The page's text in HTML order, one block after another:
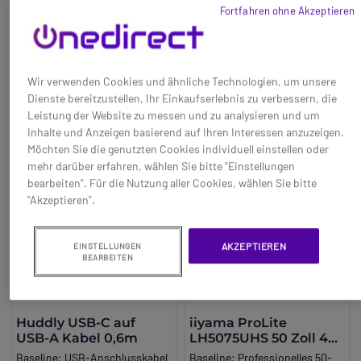
Benutzerfreundlichkeit
Die Kamera bietet ein Plug &
Anschluss und gewährleistet
eine schnelle und einfache
Installation. Die magnetische
Sichtschutzabdeckung sorgt
dafür, dass die Privatsphäre
des Benutzers gewahrt bleibt,
wenn die Kamera nicht
verwendet wird. Kompatibel
mit einer Vielzahl von
Videokonferenzplattformen wie
Skype, Face Time, Zoom,
Microsoft Teams, Hangouts,
OBS, Xsplit, etc? Diese Kamera
und Live-Übertragungen. Mit
dem mitgelieferten C-Netzteil
Ref: DLDUBH4
Besprechungen. Technische
Merkmale: Merkmal.
54,95 € -31%
Huddly USB-C auf
USB-A Kabel 0,6m
Baseline: USB-Anschlusskabel
iiyama ProLite
LH5075UHS 50 Zoll 4K
Signage
Baseline: Professionelles 50-
Wir verwenden Cookies und ähnliche Technologien, um unsere
Dienste bereitzustellen, Ihr Einkaufserlebnis zu verbessern, die
Leistung der Website zu messen und zu analysieren und um
Inhalte und Anzeigen basierend auf Ihren Interessen anzuzeigen.
Möchten Sie die genutzten Cookies individuell einstellen oder
mehr darüber erfahren, wählen Sie bitte "Einstellungen
bearbeiten". Für die Nutzung aller Cookies, wählen Sie bitte
"Akzeptieren".
EINSTELLUNGEN
BEARBEITEN
AKZEPTIEREN
Fortfahren ohne Akzeptieren